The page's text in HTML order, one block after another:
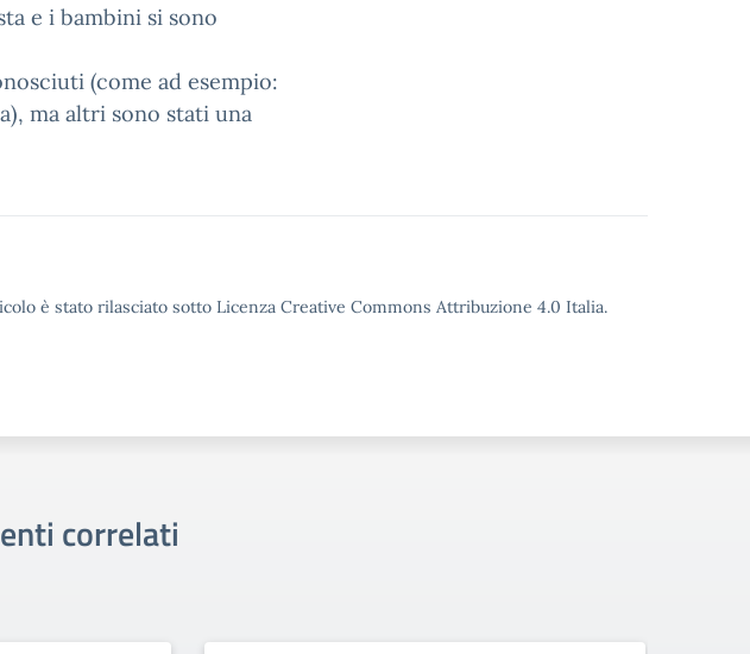
e i bambini si sono
(come ad esempio:
ma altri sono stati una
è stato rilasciato sotto Licenza Creative Commons Attribuzione 4.0 Italia.
correlati